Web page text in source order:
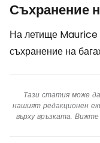
Съхранение
На летище
съхранение на
Тази статия може
нашият редакционен
върху връзката.